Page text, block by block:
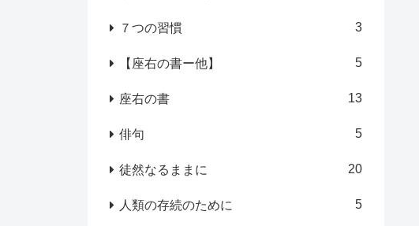
７つの習慣 3
【座右の書ー他】 5
座右の書 13
俳句 5
徒然なるままに 20
人類の存続のために 5